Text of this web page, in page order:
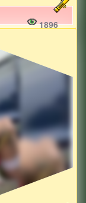
1896